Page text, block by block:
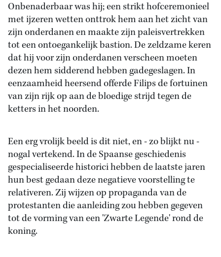
Onbenaderbaar was hij; een strikt hofceremonieel
met ijzeren wetten onttrok hem aan het zicht van
zijn onderdanen en maakte zijn paleisvertrekken
tot een ontoegankelijk bastion. De zeldzame keren
dat hij voor zijn onderdanen verscheen moeten
dezen hem sidderend hebben gadegeslagen. In
eenzaamheid heersend offerde Filips de fortuinen
van zijn rijk op aan de bloedige strijd tegen de
ketters in het noorden.
Een erg vrolijk beeld is dit niet, en - zo blijkt nu -
nogal vertekend. In de Spaanse geschiedenis
gespecialiseerde historici hebben de laatste jaren
hun best gedaan deze negatieve voorstelling te
relativeren. Zij wijzen op propaganda van de
protestanten die aanleiding zou hebben gegeven
tot de vorming van een 'Zwarte Legende' rond de
koning.